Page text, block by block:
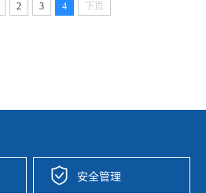
2 3 4 下页
安全管理